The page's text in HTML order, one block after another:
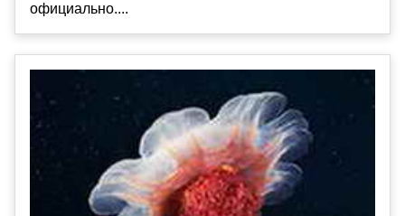
официально....